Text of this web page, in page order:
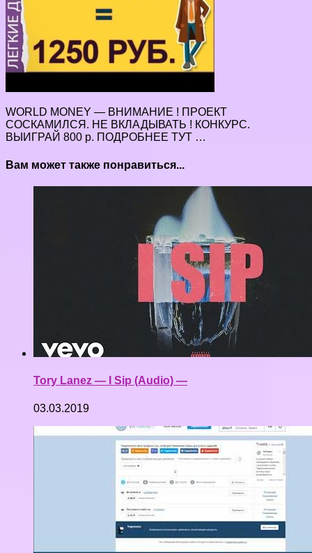
WORLD MONEY — ВНИМАНИЕ ! ПРОЕКТ
СОСКАМИЛСЯ. НЕ ВКЛАДЫВАТЬ ! КОНКУРС.
ВЫИГРАЙ 800 р. ПОДРОБНЕЕ ТУТ …
Вам может также понравиться...
Tory Lanez — I Sip (Audio) —
03.03.2019